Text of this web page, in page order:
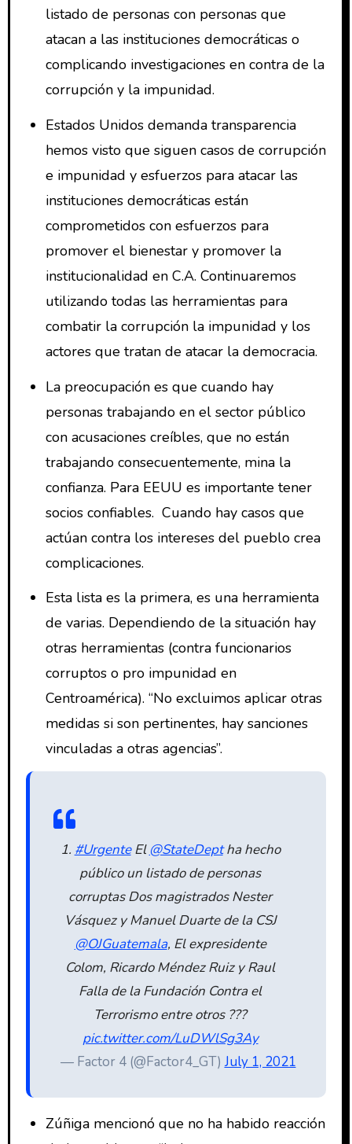
listado de personas con personas que
atacan a las instituciones democráticas o
complicando investigaciones en contra de la
corrupción y la impunidad.
Estados Unidos demanda transparencia
hemos visto que siguen casos de corrupción
e impunidad y esfuerzos para atacar las
instituciones democráticas están
comprometidos con esfuerzos para
promover el bienestar y promover la
institucionalidad en C.A. Continuaremos
utilizando todas las herramientas para
combatir la corrupción la impunidad y los
actores que tratan de atacar la democracia.
La preocupación es que cuando hay
personas trabajando en el sector público
con acusaciones creíbles, que no están
trabajando consecuentemente, mina la
confianza. Para EEUU es importante tener
socios confiables. Cuando hay casos que
actúan contra los intereses del pueblo crea
complicaciones.
Esta lista es la primera, es una herramienta
de varias. Dependiendo de la situación hay
otras herramientas (contra funcionarios
corruptos o pro impunidad en
Centroamérica). “No excluimos aplicar otras
medidas si son pertinentes, hay sanciones
vinculadas a otras agencias”.
1. #UrgenteEl @StateDeptha hecho
público un listado de personas
corruptas Dos magistrados Nester
Vásquez y Manuel Duarte de la CSJ
@OJGuatemala, El expresidente
Colom, Ricardo Méndez Ruiz y Raul
Falla de la Fundación Contra el
Terrorismo entre otros ???
pic.twitter.com/LuDWlSg3Ay
— Factor 4 (@Factor4_GT) July 1, 2021
Zúñiga mencionó que no ha habido reacción